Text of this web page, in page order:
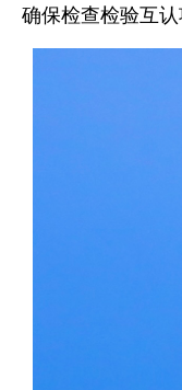
确保检查检验互